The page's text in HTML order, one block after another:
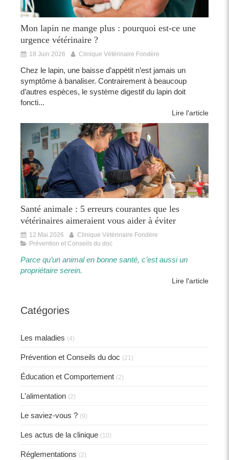
Mon lapin ne mange plus : pourquoi est-ce une
urgence vétérinaire ?
18 Juin 2026 Clinique Vétérinaire Fondère
Chez le lapin, une baisse d’appétit n’est jamais un
symptôme à banaliser. Contrairement à beaucoup
d’autres espèces, le système digestif du lapin doit
foncti...
Lire l'article
Santé animale : 5 erreurs courantes que les
vétérinaires aimeraient vous aider à éviter
12 Mai 2026
Clinique Vétérinaire Fondère
Prévention et Conseils du doc
Parce qu’un animal en bonne santé, c’est aussi un
propriétaire serein.​​
Lire l'article
Catégories
Les maladies (4)
Prévention et Conseils du doc (21)
Éducation et Comportement (2)
L'alimentation (2)
Le saviez-vous ? (9)
Les actus de la clinique (10)
Réglementations (2)